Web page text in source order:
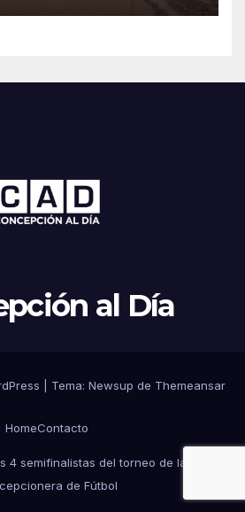
al Día
Tema: Newsup de Themeansar
HomeContacto
4 semifinalistas del torneo de la Liga
de Fútbol